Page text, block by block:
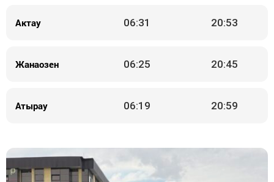
Актау 06:31 20:53
Жанаозен 06:25 20:45
Атырау 06:19 20:59